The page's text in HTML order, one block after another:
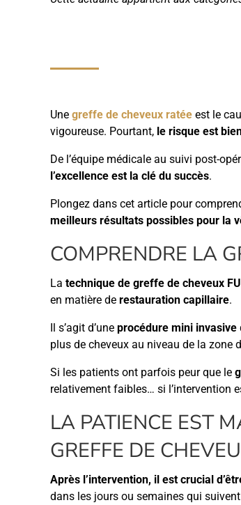
Une greffe de cheveux ratée est le
vigoureuse. Pourtant, le risque est
De l’équipe médicale au suivi post-
l’excellence est la clé du succès.
Plongez dans cet article pour
meilleurs résultats possibles pour la
COMPRENDRE LA
La technique de greffe de cheveux
en matière de restauration capillaire.
Il s’agit d’une procédure mini invasive
plus de cheveux au niveau de la zone
Si les patients ont parfois peur que le
relativement faibles… si l’intervention
LA PATIENCE EST
GREFFE DE
Après l’intervention, il est crucial
dans les jours ou semaines qui